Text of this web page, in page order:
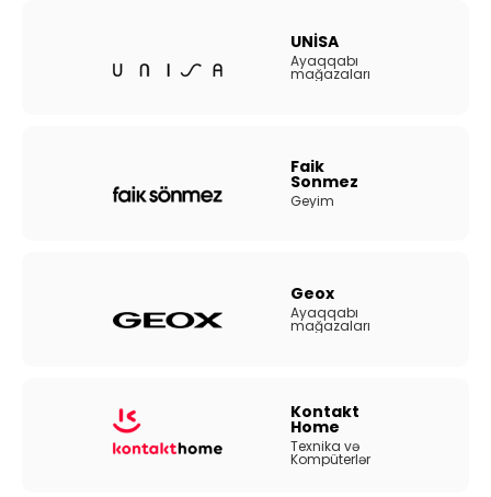
UNİSA
Ayaqqabı
mağazaları
Faik
Sonmez
Geyim
Geox
Ayaqqabı
mağazaları
Kontakt
Home
Texnika və
Kompüterlər